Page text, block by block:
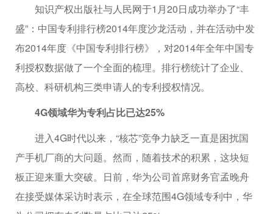
知识产权出版社与人民网于1月20日成功举办了“丰
盛”：中国专利排行榜2014年度沙龙活动，并在活动中发
布2014年度《中国专利排行榜》，对2014年全年中国专
利授权数据做了一个全面的梳理。排行榜统计了企业、
高校、科研机构三类申请人的专利授权情况。
4G领域华为专利占比已达25%
进入4G时代以来，“核芯”竞争力缺乏一直是困扰国
产手机厂商的大问题。然而，随着技术的积累，这块短
板正迎来重大突破。日前，华为公司首席财务官孟晚舟
在接受媒体采访时表示，在全球范围4G领域专利中，华